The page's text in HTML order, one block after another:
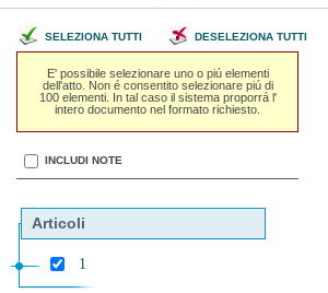
SELEZIONA TUTTI DESELEZIONA TUTTI
E' possibile selezionare uno o piú elementi
dell'atto. Non é consentito selezionare piú di
100 elementi. In tal caso il sistema proporrá l'
intero documento nel formato richiesto.
INCLUDI NOTE
Articoli
1